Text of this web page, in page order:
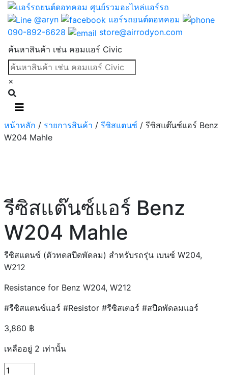
@aryn
แอร์รถยนต์ดอทคอม
090-892-6628
store@airrodyon.com
ค้นหาสินค้า เช่น คอมแอร์ Civic
×
หน้าหลัก / รายการสินค้า / รีซิสแตนซ์ / รีซิสแต๊นซ์แอร์ Benz
W204 Mahle
รีซิสแต๊นซ์แอร์ Benz
W204 Mahle
รีซิสแตนซ์ (ตัวทดสปีดพัดลม) สำหรับรถรุ่น เบนซ์ W204,
W212
Resistance for Benz W204, W212
#รีซิสแตนซ์แอร์ #Resistor #รีซิสเตอร์ #สปีดพัดลมแอร์
3,860 ฿
เหลืออยู่ 2 เท่านั้น
จำนวน